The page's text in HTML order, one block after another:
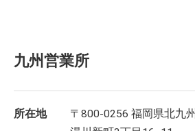
九州営業所
所在地
〒800-0256 福岡県北九